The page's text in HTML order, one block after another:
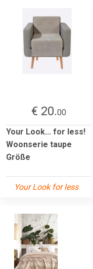
€ 20.00
Your Look... for less!
Woonserie taupe
Größe
Your Look for less